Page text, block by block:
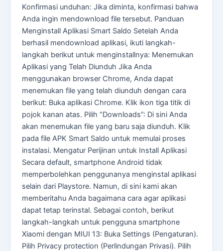
Konfirmasi unduhan: Jika diminta, konfirmasi bahwa
Anda ingin mendownload file tersebut. Panduan
Menginstall Aplikasi Smart Saldo Setelah Anda
berhasil mendownload aplikasi, ikuti langkah-
langkah berikut untuk menginstallnya: Menemukan
Aplikasi yang Telah Diunduh Jika Anda
menggunakan browser Chrome, Anda dapat
menemukan file yang telah diunduh dengan cara
berikut: Buka aplikasi Chrome. Klik ikon tiga titik di
pojok kanan atas. Pilih “Downloads”: Di sini Anda
akan menemukan file yang baru saja diunduh. Klik
pada file APK Smart Saldo untuk memulai proses
instalasi. Mengatur Perijinan untuk Install Aplikasi
Secara default, smartphone Android tidak
memperbolehkan penggunanya menginstal aplikasi
selain dari Playstore. Namun, di sini kami akan
memberitahu Anda bagaimana cara agar aplikasi
dapat tetap terinstal. Sebagai contoh, berikut
langkah-langkah untuk pengguna smartphone
Xiaomi dengan MIUI 13: Buka Settings (Pengaturan).
Pilih Privacy protection (Perlindungan Privasi). Pilih